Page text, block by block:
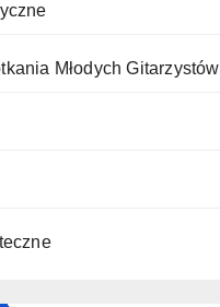
Młodych Gitarzystów